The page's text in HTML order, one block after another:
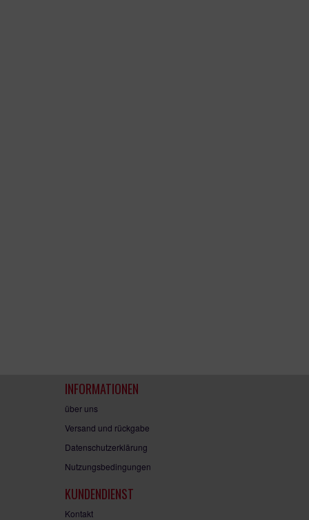
INFORMATIONEN
über uns
Versand und rückgabe
Datenschutzerklärung
Nutzungsbedingungen
KUNDENDIENST
Kontakt